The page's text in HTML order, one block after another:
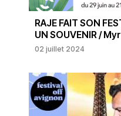
RAJE FAIT SON
UN SOUVENIR /
02 juillet 2024